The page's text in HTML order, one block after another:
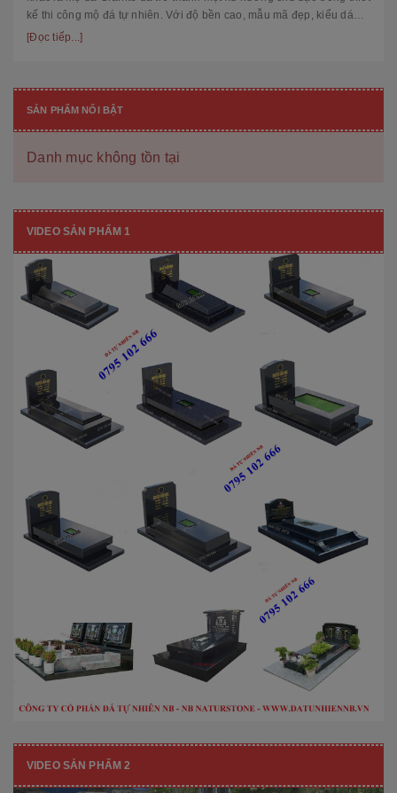
kế thi công mộ đá tự nhiên. Với độ bền cao, mẫu mã đẹp, kiểu dáng
hiệ...
[Đọc tiếp...]
SẢN PHẨM NỔI BẬT
Danh mục không tồn tại
VIDEO SẢN PHẨM 1
VIDEO SẢN PHẨM 2